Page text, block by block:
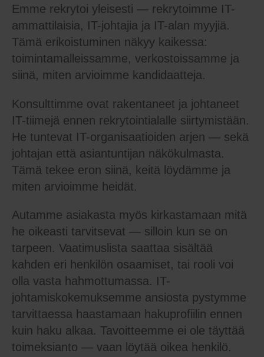
Emme rekrytoi yleisesti — rekrytoimme IT-
ammattilaisia, IT-johtajia ja IT-alan myyjiä.
Tämä erikoistuminen näkyy kaikessa:
toimintamalleissamme, verkostoissamme ja
siinä, miten arvioimme kandidaatteja.
Konsulttimme ovat rakentaneet ja johtaneet
IT-tiimejä ennen rekrytointialalle siirtymistään.
He tuntevat IT-organisaatioiden arjen — sekä
johtajan että asiantuntijan näkökulmasta.
Tämä tekee eron siinä, keitä löydämme ja
miten arvioimme heidät.
Autamme asiakasta myös kirkastamaan mitä
he oikeasti tarvitsevat — silloin kun se on
tarpeen. Vaatimuslista saattaa sisältää
kahden eri henkilön osaamiset, tai rooli voi
olla vasta hahmottumassa. IT-
johtamiskokemuksemme ansiosta pystymme
tarvittaessa haastamaan hakuprofiilin ennen
kuin haku alkaa. Tavoitteemme ei ole täyttää
toimeksianto — vaan löytää oikea henkilö.